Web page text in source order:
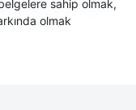
sahip olmak,
olmak